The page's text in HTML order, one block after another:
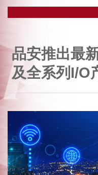
品安推出最
及全系列I/O